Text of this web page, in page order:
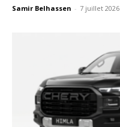
Samir Belhassen - 7 juillet 2026